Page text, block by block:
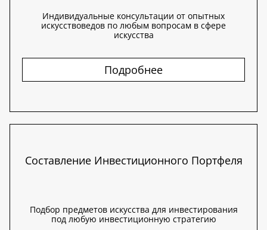
Индивидуальные консультации от опытных
искусствоведов по любым вопросам в сфере
искусства
Подробнее
Составление Инвестиционного Портфеля
Подбор предметов искусства для инвестирования
под любую инвестиционную стратегию